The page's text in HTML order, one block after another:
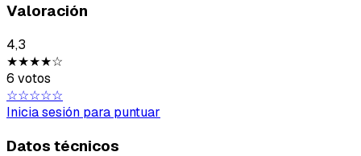
Valoración
4,3
★★★★☆
6 votos
☆☆☆☆☆
Inicia sesión para puntuar
Datos técnicos